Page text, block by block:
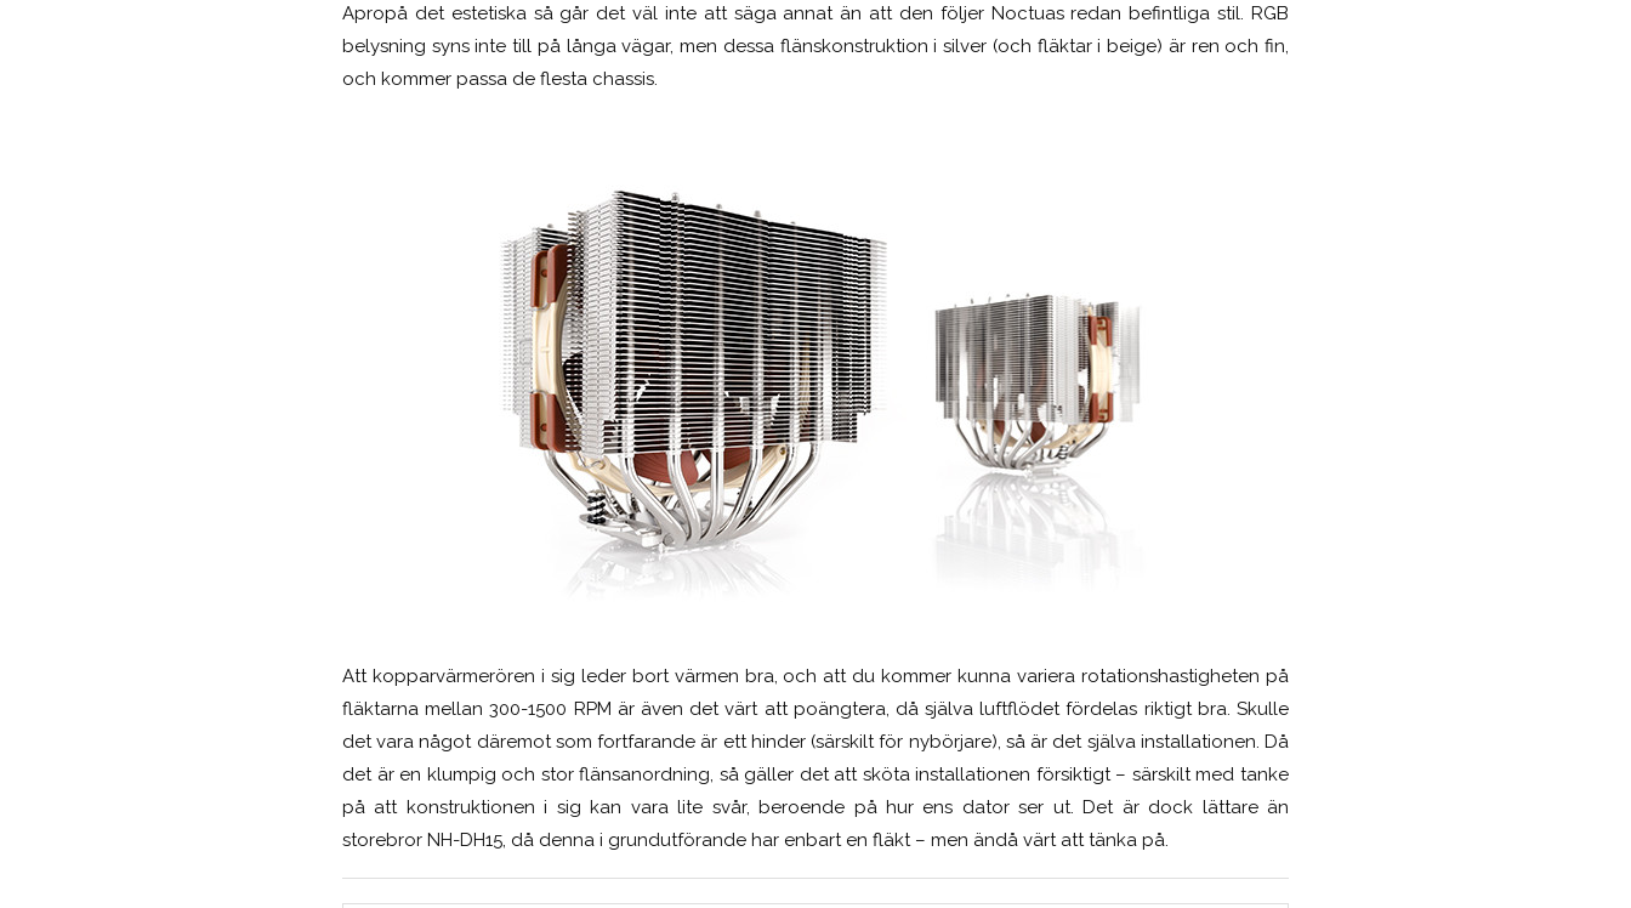
Apropå det estetiska så går det väl inte att säga annat än att den följer Noctuas redan befintliga stil. RGB
belysning syns inte till på långa vägar, men dessa flänskonstruktion i silver (och fläktar i beige) är ren och fin,
och kommer passa de flesta chassis.
Att kopparvärmerören i sig leder bort värmen bra, och att du kommer kunna variera rotationshastigheten på
fläktarna mellan 300-1500 RPM är även det värt att poängtera, då själva luftflödet fördelas riktigt bra. Skulle
det vara något däremot som fortfarande är ett hinder (särskilt för nybörjare), så är det själva installationen. Då
det är en klumpig och stor flänsanordning, så gäller det att sköta installationen försiktigt – särskilt med tanke
på att konstruktionen i sig kan vara lite svår, beroende på hur ens dator ser ut. Det är dock lättare än
storebror NH-DH15, då denna i grundutförande har enbart en fläkt – men ändå värt att tänka på.